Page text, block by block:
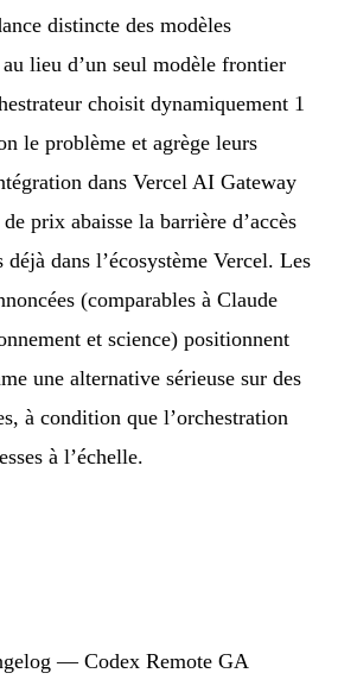
distincte des modèles
lieu d’un seul modèle frontier
choisit dynamiquement 1
le problème et agrège leurs
dans Vercel AI Gateway
prix abaisse la barrière d’accès
déjà dans l’écosystème Vercel. Les
(comparables à Claude
et science) positionnent
une alternative sérieuse sur des
à condition que l’orchestration
à l’échelle.
— Codex Remote GA